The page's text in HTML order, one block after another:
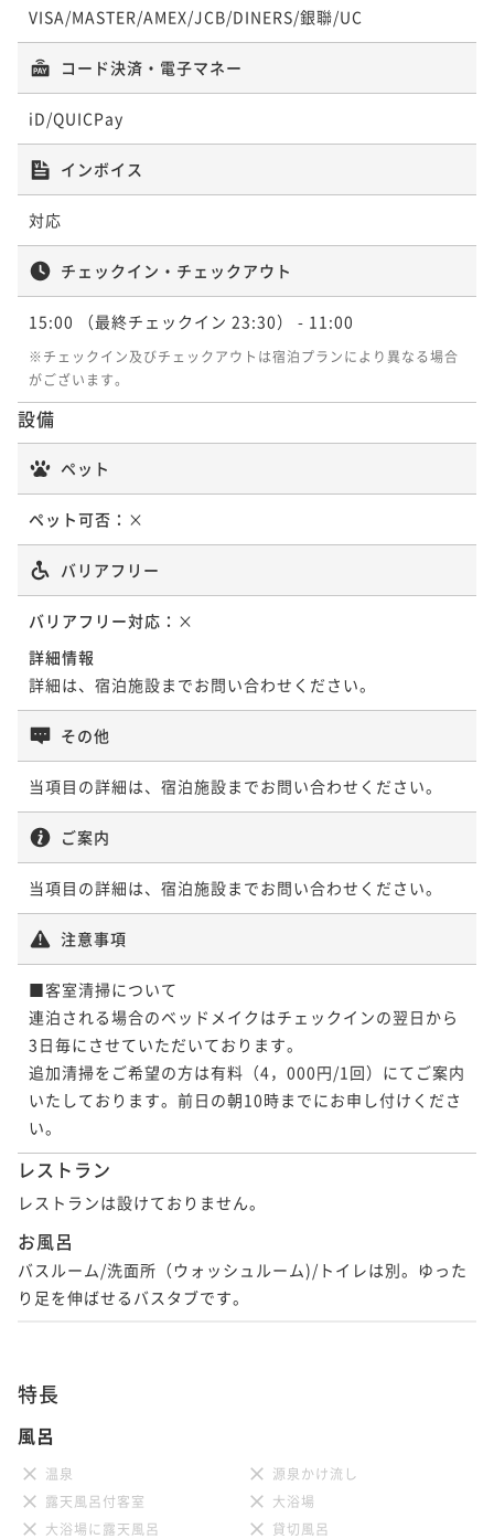
ポイント即利用で最大7％OFF
¥61,920~
65平米
ポイント即利用で
2名 ¥ 65,695 ~
VISA/MASTER/AMEX/JCB/DINERS/銀聯/UC
コード決済・電子マネー
iD/QUICPay
インボイス
対応
チェックイン・チェックアウト
15:00 （最終チェックイン 23:30） - 11:00
※チェックイン及びチェックアウトは宿泊プランにより異なる場合
がございます。
設備
ペット
ペット可否： ×
バリアフリー
バリアフリー対応： ×
詳細情報
詳細は、宿泊施設までお問い合わせください。
その他
当項目の詳細は、宿泊施設までお問い合わせください。
ご案内
当項目の詳細は、宿泊施設までお問い合わせください。
注意事項
■客室清掃について
連泊される場合のベッドメイクはチェックインの翌日から
3日毎にさせていただいております。
追加清掃をご希望の方は有料（4，000円/1回）にてご案内
いたしております。前日の朝10時までにお申し付けくださ
い。
レストラン
レストランは設けておりません。
お風呂
バスルーム/洗面所（ウォッシュルーム)/トイレは別。ゆった
り足を伸ばせるバスタブです。
特長
風呂
温泉
源泉かけ流し
露天風呂付客室
大浴場
大浴場に露天風呂
貸切風呂